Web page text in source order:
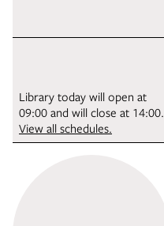
Library today will open at
09:00 and will close at 14:00.
View all schedules.